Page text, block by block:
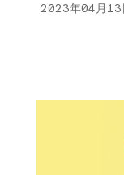
2023年04月